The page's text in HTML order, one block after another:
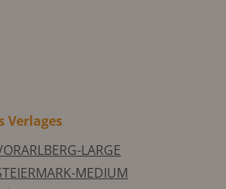
Verlages
LARGE
MEDIUM